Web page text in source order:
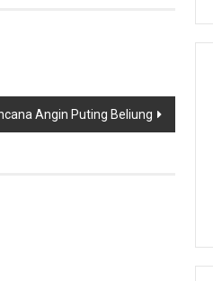
Angin Puting Beliung